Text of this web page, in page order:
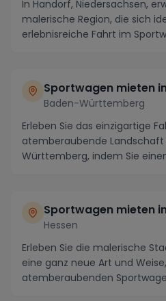
In Handorf, Niedersachsen,
malerische Region, die sich
erlebnisreiche Fahrt im
Sportwagen mieten
Baden-Württemberg
Erleben Sie das einzigartige
atemberaubende
Württemberg, indem Sie
Sportwagen mieten
Hessen
Erleben Sie die malerische
eine ganz neue Art und
atemberaubenden